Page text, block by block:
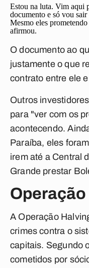
Estou na luta. Vim aqui
documento e só vou
Mesmo eles
afirmou.
O documento ao
justamente o que
contrato entre ele
Outros
para "ver com os
acontecendo.
Paraíba, eles
irem até a Central
Grande prestar
A Operação
crimes contra o
capitais. Segundo
cometidos por